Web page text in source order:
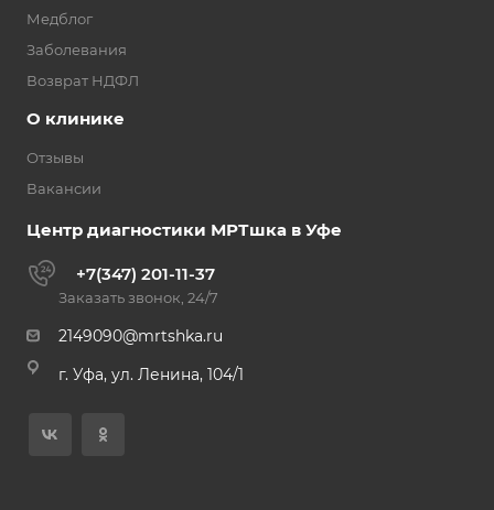
Медблог
Заболевания
Возврат НДФЛ
О клинике
Отзывы
Вакансии
Центр диагностики МРТшка в Уфе
+7(347) 201-11-37
Заказать звонок, 24/7
2149090@mrtshka.ru
г. Уфа, ул. Ленина, 104/1